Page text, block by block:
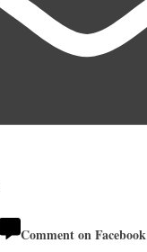
Comment on Facebook